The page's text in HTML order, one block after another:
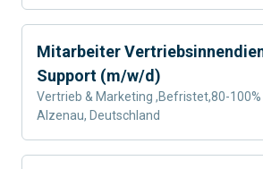
Mitarbeiter
Support (m/w/d)
Vertrieb & Marketing ,
Alzenau, Deutschland
Befristet,80-100%